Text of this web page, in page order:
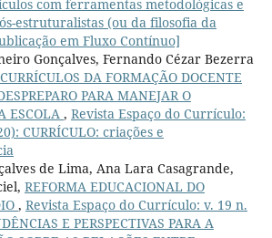
com ferramentas metodológicas e
estruturalistas (ou da filosofia da
em Fluxo Contínuo]
Gonçalves, Fernando Cézar Bezerra
CURRÍCULOS DA FORMAÇÃO DOCENTE
PARA MANEJAR O
ESCOLA , Revista Espaço do Currículo:
CURRÍCULO: criações e
de Lima, Ana Lara Casagrande,
REFORMA EDUCACIONAL DO
, Revista Espaço do Currículo: v. 19 n.
E PERSPECTIVAS PARA A